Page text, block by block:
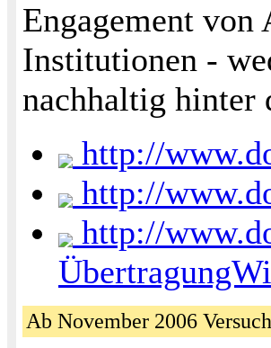
Engagement
Institutionen -
nachhaltig hinter
http://
http://
http://
Ab November 2006